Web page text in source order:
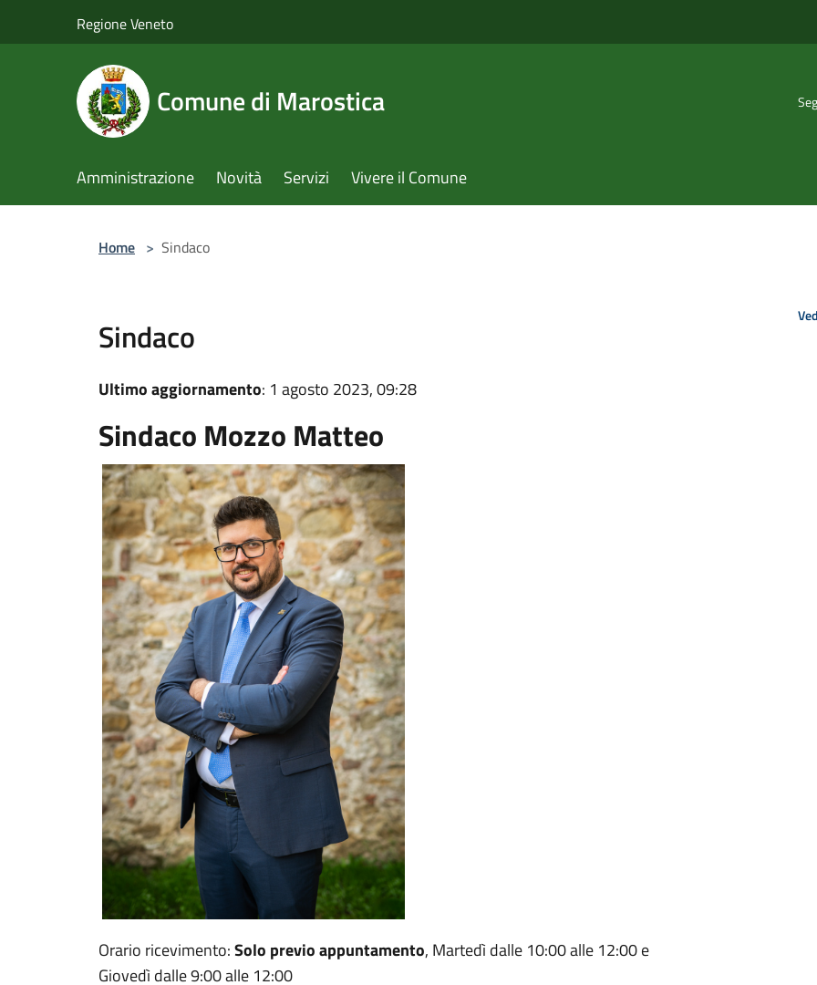
Regione Veneto
Comune di Marostica
Amministrazione Novità Servizi Vivere il Comune
Home > Sindaco
Sindaco
Ultimo aggiornamento: 1 agosto 2023, 09:28
Sindaco Mozzo Matteo
Orario ricevimento:Solo previo appuntamento, Martedì dalle 10:00 alle 12:00 e
Giovedì dalle 9:00 alle 12:00